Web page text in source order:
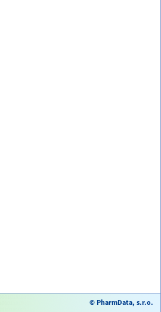
© PharmData, s.r.o.